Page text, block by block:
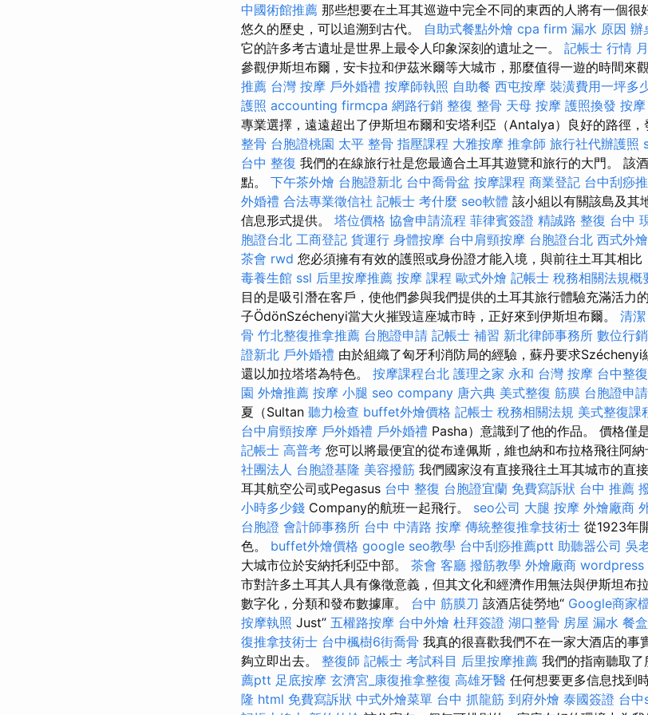
中國術館推薦 那些想要在土耳其巡遊中完全不同的東西的人將有一個很
悠久的歷史，可以追溯到古代。 自助式餐點外燴 cpa firm 漏水 原因 辦
它的許多考古遺址是世界上最令人印象深刻的遺址之一。 記帳士 行情
參觀伊斯坦布爾，安卡拉和伊茲米爾等大城市，那麼值得一遊的時間來
推薦 台灣 按摩 戶外婚禮 按摩師執照 自助餐 西屯按摩 裝潢費用一坪多
護照 accounting firmcpa 網路行銷 整復 整骨 天母 按摩 護照換發 按
專業選擇，遠遠超出了伊斯坦布爾和安塔利亞（Antalya）良好的路徑，
整骨 台胞證桃園 太平 整骨 指壓課程 大雅按摩 推拿師 旅行社代辦護照
台中 整復 我們的在線旅行社是您最適合土耳其遊覽和旅行的大門。 該
點。 下午茶外燴 台胞證新北 台中喬骨盆 按摩課程 商業登記 台中刮痧
外婚禮 合法專業徵信社 記帳士 考什麼 seo軟體 該小組以有關該島及其
信息形式提供。 塔位價格 協會申請流程 菲律賓簽證 精誠路 整復 台中
胞證台北 工商登記 貨運行 身體按摩 台中肩頸按摩 台胞證台北 西式外燴
茶會 rwd 您必須擁有有效的護照或身份證才能入境，與前往土耳其相比
毒養生館 ssl 后里按摩推薦 按摩 課程 歐式外燴 記帳士 稅務相關法規概
目的是吸引潛在客戶，使他們參與我們提供的土耳其旅行體驗充滿活力
子ÖdönSzéchenyi當大火摧毀這座城市時，正好來到伊斯坦布爾。 清潔
骨 竹北整復推拿推薦 台胞證申請 記帳士 補習 新北律師事務所 數位行銷
證新北 戶外婚禮 由於組織了匈牙利消防局的經驗，蘇丹要求
還以加拉塔塔為特色。 按摩課程台北 護理之家 永和 台灣 按摩 台中整
園 外燴推薦 按摩 小腿 seo company 唐六典 美式整復 筋膜 台胞證申請
夏（Sultan 聽力檢查 buffet外燴價格 記帳士 稅務相關法規 美式整復課
台中肩頸按摩 戶外婚禮 戶外婚禮 Pasha）意識到了他的作品。 價格僅
記帳士 高普考 您可以將最便宜的從布達佩斯，維也納和布拉格飛往阿納
社團法人 台胞證基隆 美容撥筋 我們國家沒有直接飛往土耳其城市的直
耳其航空公司或Pegasus 台中 整復 台胞證宜蘭 免費寫訴狀 台中 推薦
小時多少錢 Company的航班一起飛行。 seo公司 大腿 按摩 外燴廠商
台胞證 會計師事務所 台中 中清路 按摩 傳統整復推拿技術士 從1923年
色。 buffet外燴價格 google seo教學 台中刮痧推薦ptt 助聽器公司 吳
大城市位於安納托利亞中部。 茶會 客廳 撥筋教學 外燴廠商 wordpress
市對許多土耳其人具有像徵意義，但其文化和經濟作用無法與伊斯坦布
數字化，分類和發布數據庫。 台中 筋膜刀 該酒店徒勞地“ Google商家
按摩執照 Just” 五權路按摩 台中外燴 杜拜簽證 湖口整骨 房屋 漏水 餐盒
復推拿技術士 台中楓樹6街喬骨 我真的很喜歡我們不在一家大酒店的事
夠立即出去。 整復師 記帳士 考試科目 后里按摩推薦 我們的指南聽取了
薦ptt 足底按摩 玄濟宮_康復推拿整復 高雄牙醫 任何想要更多信息找到
隆 html 免費寫訴狀 中式外燴菜單 台中 抓龍筋 到府外燴 泰國簽證 台中